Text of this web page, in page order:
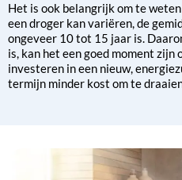
Het is ook belangrijk om te
een droger kan variëren, de
ongeveer 10 tot 15 jaar is.
is, kan het een goed moment zijn
investeren in een nieuw,
termijn minder kost om te